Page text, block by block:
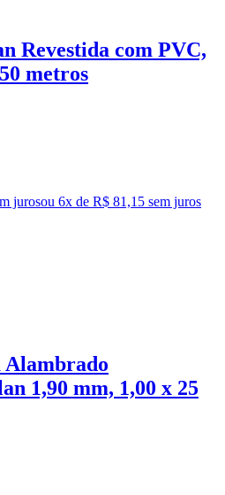
Revestida com PVC,
metros
jurosou 6x de R$ 81,15 sem juros
Alambrado
1,90 mm, 1,00 x 25